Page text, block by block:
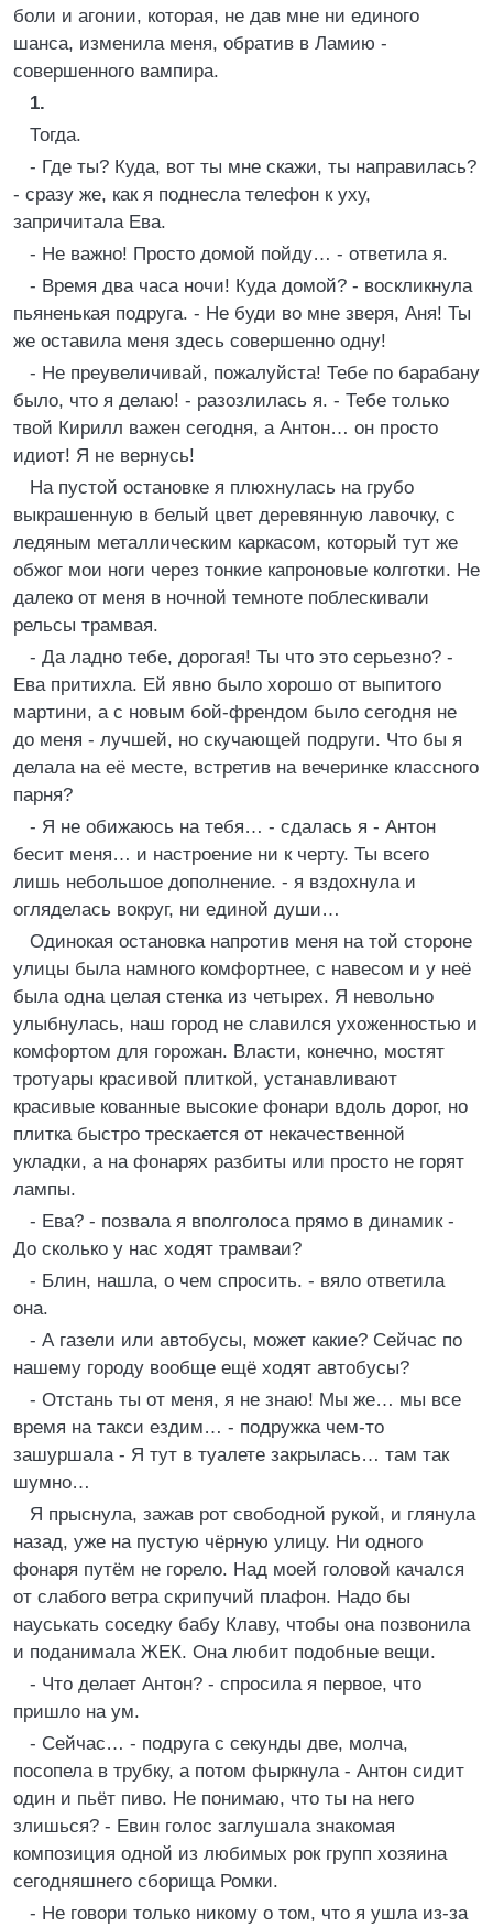
боли и агонии, которая, не дав мне ни единого
шанса, изменила меня, обратив в Ламию -
совершенного вампира.
1.
Тогда.
- Где ты? Куда, вот ты мне скажи, ты направилась?
- сразу же, как я поднесла телефон к уху,
запричитала Ева.
- Не важно! Просто домой пойду… - ответила я.
- Время два часа ночи! Куда домой? - воскликнула
пьяненькая подруга. - Не буди во мне зверя, Аня! Ты
же оставила меня здесь совершенно одну!
- Не преувеличивай, пожалуйста! Тебе по барабану
было, что я делаю! - разозлилась я. - Тебе только
твой Кирилл важен сегодня, а Антон… он просто
идиот! Я не вернусь!
На пустой остановке я плюхнулась на грубо
выкрашенную в белый цвет деревянную лавочку, с
ледяным металлическим каркасом, который тут же
обжог мои ноги через тонкие капроновые колготки. Не
далеко от меня в ночной темноте поблескивали
рельсы трамвая.
- Да ладно тебе, дорогая! Ты что это серьезно? -
Ева притихла. Ей явно было хорошо от выпитого
мартини, а с новым бой-френдом было сегодня не
до меня - лучшей, но скучающей подруги. Что бы я
делала на её месте, встретив на вечеринке классного
парня?
- Я не обижаюсь на тебя… - сдалась я - Антон
бесит меня… и настроение ни к черту. Ты всего
лишь небольшое дополнение. - я вздохнула и
огляделась вокруг, ни единой души…
Одинокая остановка напротив меня на той стороне
улицы была намного комфортнее, с навесом и у неё
была одна целая стенка из четырех. Я невольно
улыбнулась, наш город не славился ухоженностью и
комфортом для горожан. Власти, конечно, мостят
тротуары красивой плиткой, устанавливают
красивые кованные высокие фонари вдоль дорог, но
плитка быстро трескается от некачественной
укладки, а на фонарях разбиты или просто не горят
лампы.
- Ева? - позвала я вполголоса прямо в динамик -
До сколько у нас ходят трамваи?
- Блин, нашла, о чем спросить. - вяло ответила
она.
- А газели или автобусы, может какие? Сейчас по
нашему городу вообще ещё ходят автобусы?
- Отстань ты от меня, я не знаю! Мы же… мы все
время на такси ездим… - подружка чем-то
зашуршала - Я тут в туалете закрылась… там так
шумно…
Я прыснула, зажав рот свободной рукой, и глянула
назад, уже на пустую чёрную улицу. Ни одного
фонаря путём не горело. Над моей головой качался
от слабого ветра скрипучий плафон. Надо бы
науськать соседку бабу Клаву, чтобы она позвонила
и поданимала ЖЕК. Она любит подобные вещи.
- Что делает Антон? - спросила я первое, что
пришло на ум.
- Сейчас… - подруга с секунды две, молча,
посопела в трубку, а потом фыркнула - Антон сидит
один и пьёт пиво. Не понимаю, что ты на него
злишься? - Евин голос заглушала знакомая
композиция одной из любимых рок групп хозяина
сегодняшнего сборища Ромки.
- Не говори только никому о том, что я ушла из-за